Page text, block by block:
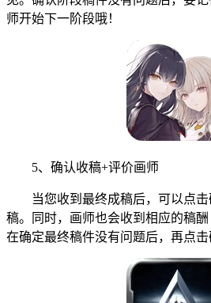
师开始下一阶段哦！
5、确认收稿+评价画师
当您收到最终成稿后，可以点击
稿。同时，画师也会收到相应的稿
在确定最终稿件没有问题后，再点击